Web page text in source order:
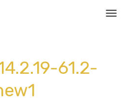
תפריט
61.2-